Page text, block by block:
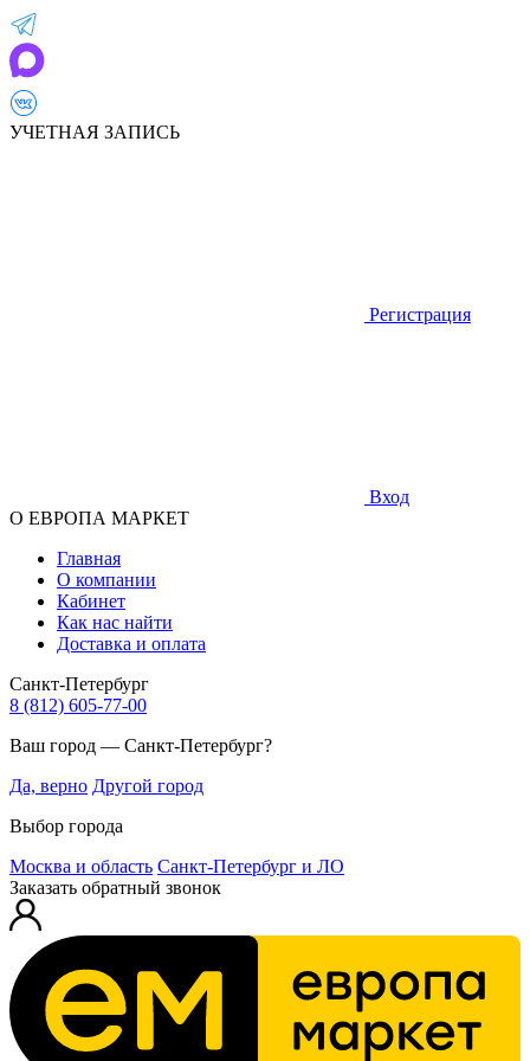
УЧЕТНАЯ ЗАПИСЬ
Регистрация
Вход
О ЕВРОПА МАРКЕТ
Главная
О компании
Кабинет
Как нас найти
Доставка и оплата
Санкт-Петербург
8 (812) 605-77-00
Ваш город — Санкт-Петербург?
Да, верно Другой город
Выбор города
Москва и область Санкт-Петербург и ЛО
Заказать обратный звонок